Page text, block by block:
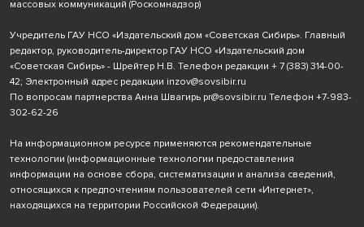
массовых коммуникаций (Роскомнадзор)
Учредитель ГАУ НСО «Издательский дом «Советская Сибирь». Главный
редактор, руководитель-директор ГАУ НСО «Издательский дом
«Советская Сибирь» - Шрейтер Н.В. Телефон редакции + 7 (383) 314-00-
42; Электронный адрес редакции inzov@sovsibir.ru
По вопросам партнерства Анна Швагирь pr@sovsibir.ru Телефон +7-983-
302-62-26
На информационном ресурсе применяются рекомендательные
технологии (информационные технологии предоставления
информации на основе сбора, систематизации и анализа сведений,
относящихся к предпочтениям пользователей сети «Интернет»,
находящихся на территории Российской Федерации).